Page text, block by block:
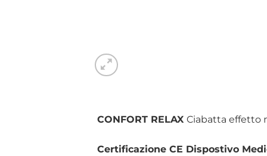
CONFORT RELAX Ciabatta effetto
Certificazione CE Dispostivo